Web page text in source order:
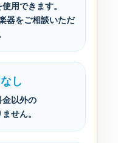
用できます。
器をご相談いただ
し
金以外の
せん。